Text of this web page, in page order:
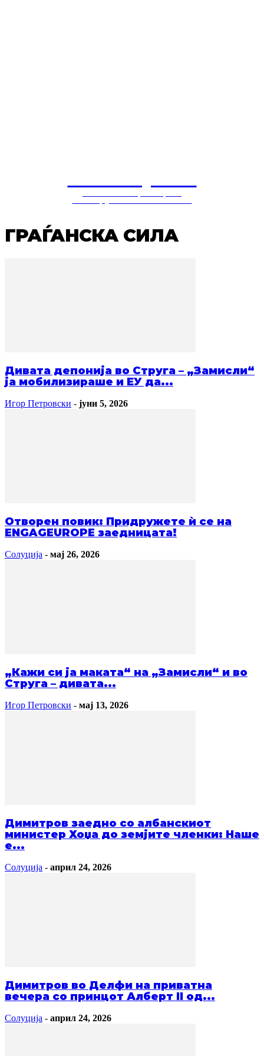
ГРАЃАНСКА СИЛА
Дивата депонија во Струга – „Замисли“
ја мобилизираше и ЕУ да...
Игор Петровски - јуни 5, 2026
Отворен повик: Придружете ѝ се на
ENGAGEUROPE заедницата!
Солуција - мај 26, 2026
„Кажи си ја маката“ на „Замисли“ и во
Струга – дивата...
Игор Петровски - мај 13, 2026
Димитров заедно со албанскиот
министер Хоџа до земјите членки: Наше
е...
Солуција - април 24, 2026
Димитров во Делфи на приватна
вечера со принцот Алберт II од...
Солуција - април 24, 2026